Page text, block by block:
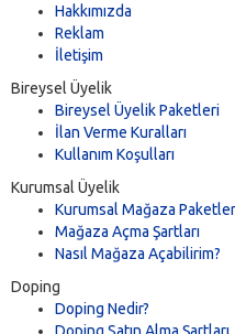
Hakkımızda
Reklam
İletişim
Bireysel Üyelik
Bireysel Üyelik Paketleri
İlan Verme Kuralları
Kullanım Koşulları
Kurumsal Üyelik
Kurumsal Mağaza
Mağaza Açma Şartları
Nasıl Mağaza Açabilirim?
Doping
Doping Nedir?